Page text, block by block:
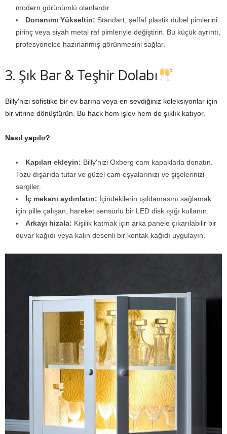
modern görünümlü olanlardır.
Donanımı Yükseltin: Standart, şeffaf plastik dübel pimlerini
pirinç veya siyah metal raf pimleriyle değiştirin. Bu küçük ayrıntı,
profesyonelce hazırlanmış görünmesini sağlar.
3. Şık Bar & Teşhir Dolabı
Billy'nizi sofistike bir ev barına veya en sevdiğiniz koleksiyonlar için
bir vitrine dönüştürün. Bu hack hem işlev hem de şıklık katıyor.
Nasıl yapılır?
Kapıları ekleyin: Billy'nizi Oxberg cam kapaklarla donatın.
Tozu dışarıda tutar ve güzel cam eşyalarınızı ve şişelerinizi
sergiler.
İç mekanı aydınlatın: İçindekilerin ışıldamasını sağlamak
için pille çalışan, hareket sensörlü bir LED disk ışığı kullanın.
Arkayı hizala: Kişilik katmak için arka panele çıkarılabilir bir
duvar kağıdı veya kalın desenli bir kontak kağıdı uygulayın.